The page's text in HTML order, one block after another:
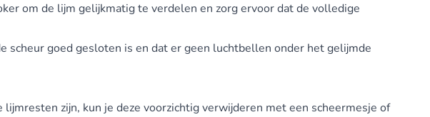
om de lijm gelijkmatig te verdelen en zorg ervoor dat de volledige
scheur goed gesloten is en dat er geen luchtbellen onder het gelijmde
zijn, kun je deze voorzichtig verwijderen met een scheermesje of